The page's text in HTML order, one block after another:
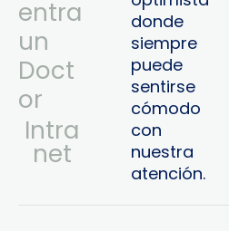
entra
un
Doct
or
Intra
Net
donde
siempre
puede
sentirse
cómodo
con
nuestra
atención.